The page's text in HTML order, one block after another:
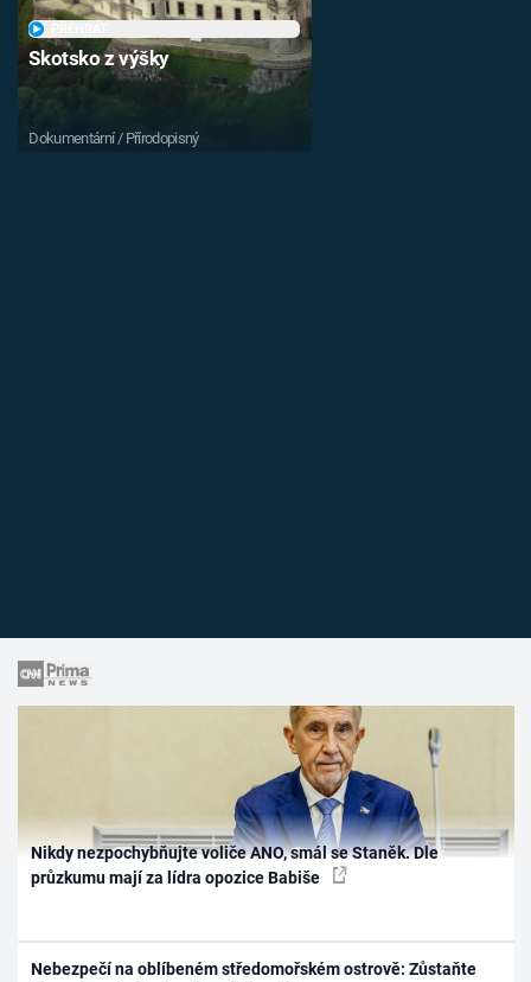
Skotsko z výšky
Dokumentární / Přírodopisný
Nikdy nezpochybňujte voliče ANO, smál se Staněk. Dle
průzkumu mají za lídra opozice Babiše
Nebezpečí na oblíbeném středomořském ostrově: Zůstaňte